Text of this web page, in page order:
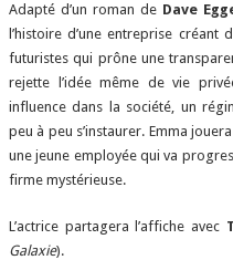
Adapté d’un roman de Dave
l’histoire d’une entreprise créant
futuristes qui prône une
rejette l’idée même de vie
influence dans la société, un
peu à peu s’instaurer. Emma
une jeune employée qui va
firme mystérieuse.
L’actrice partagera l’affiche avec
Galaxie).